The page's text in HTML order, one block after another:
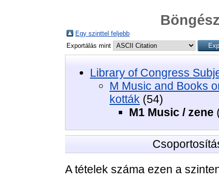
Egy szinttel feljebb
Exportálás mint
Library of Congress
M Music and Books
kották (54)
M1 Music / zene
A tételek száma ezen a